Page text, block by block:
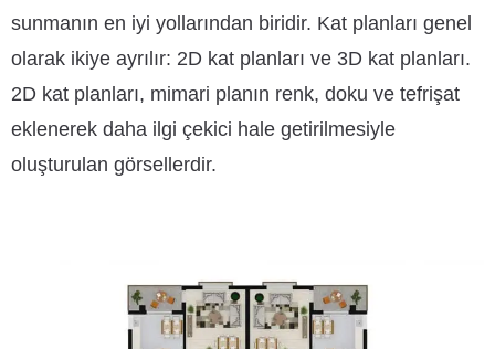
sunmanın en iyi yollarından biridir. Kat planları genel
olarak ikiye ayrılır: 2D kat planları ve 3D kat planları.
2D kat planları, mimari planın renk, doku ve tefrişat
eklenerek daha ilgi çekici hale getirilmesiyle
oluşturulan görsellerdir.